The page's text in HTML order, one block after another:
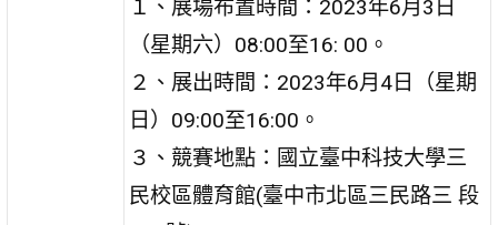
１、展場布置時間：2023年6月3日
（星期六）08:00至16: 00。
２、展出時間：2023年6月4日（星期
日）09:00至16:00。
３、競賽地點：國立臺中科技大學三
民校區體育館(臺中市北區三民路三 段